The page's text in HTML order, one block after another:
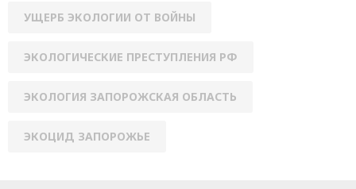
УЩЕРБ ЭКОЛОГИИ ОТ ВОЙНЫ
ЭКОЛОГИЧЕСКИЕ ПРЕСТУПЛЕНИЯ РФ
ЭКОЛОГИЯ ЗАПОРОЖСКАЯ ОБЛАСТЬ
ЭКОЦИД ЗАПОРОЖЬЕ